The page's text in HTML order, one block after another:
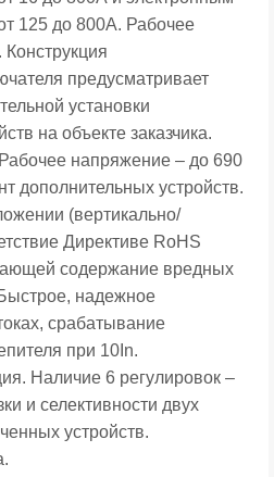
125 до 800А. Рабочее
предусматривает
установки
на объекте заказчика.
напряжение – до 690
дополнительных устройств.
(вертикально/
Директиве RoHS
содержание вредных
надежное
срабатывание
при 10In.
Наличие 6 регулировок –
и селективности двух
устройств.